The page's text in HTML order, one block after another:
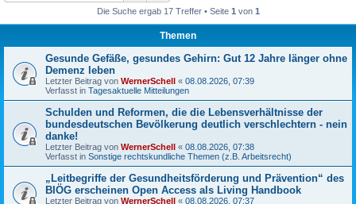
Die Suche ergab 17 Treffer • Seite 1 von 1
Themen
Gesunde Gefäße, gesundes Gehirn: Gut 12 Jahre länger ohne
Demenz leben
Letzter Beitrag von WernerSchell « 08.08.2026, 07:39
Verfasst in Tagesaktuelle Mitteilungen
Schulden und Reformen, die die Lebensverhältnisse der
bundesdeutschen Bevölkerung deutlich verschlechtern - nein
danke!
Letzter Beitrag von WernerSchell « 08.08.2026, 07:38
Verfasst in Sonstige rechtskundliche Themen (z.B. Arbeitsrecht)
„Leitbegriffe der Gesundheitsförderung und Prävention“ des
BIÖG erscheinen Open Access als Living Handbook
Letzter Beitrag von WernerSchell « 08.08.2026, 07:37